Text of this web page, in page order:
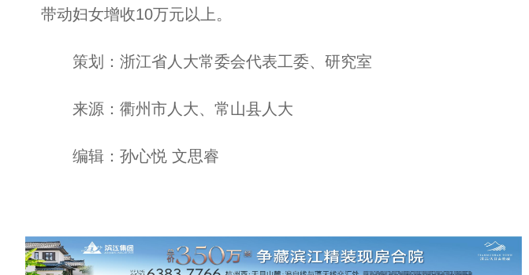
带动妇女增收10万元以上。
策划：浙江省人大常委会代表工委、研究室
来源：衢州市人大、常山县人大
编辑：孙心悦 文思睿